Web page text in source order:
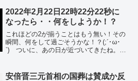
じゃないが。糞テレビと糞新聞が大キラ
イだ。中国からカネ...
2022年2月22日22時22分22秒に
なったら・・何をしようか！？
これほどの2が揃うことはもう無い！その
瞬間、何をして過ごそうかな！？(;´･ω･
`) ついに、あの日が近づいてきたね。思
とがある。そう・・。2022年2月22日...
安倍晋三元首相の国葬は賛成か反